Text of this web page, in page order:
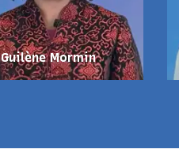
Guilène Mormin